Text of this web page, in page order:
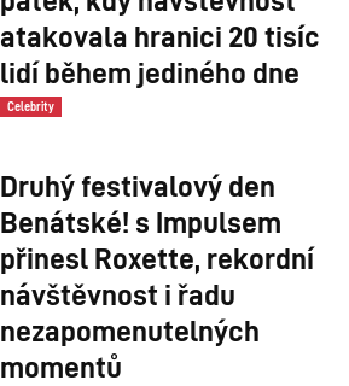
atakovala hranici 20 tisíc
lidí během jediného dne
Celebrity
Druhý festivalový den
Benátské! s Impulsem
přinesl Roxette, rekordní
návštěvnost i řadu
nezapomenutelných
momentů